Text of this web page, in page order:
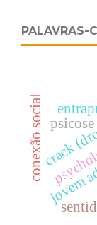
PALAVRAS-
jovem
crack
conexão social psicose